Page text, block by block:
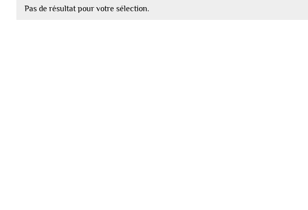
Pas de résultat pour votre sélection.